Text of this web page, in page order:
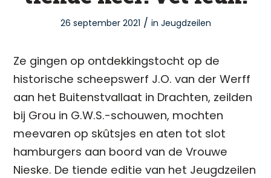
26 september 2021 / in Jeugdzeilen
Ze gingen op ontdekkingstocht op de
historische scheepswerf J.O. van der Werff
aan het Buitenstvallaat in Drachten, zeilden
bij Grou in G.W.S.-schouwen, mochten
meevaren op skûtsjes en aten tot slot
hamburgers aan boord van de Vrouwe
Nieske. De tiende editie van het Jeugdzeilen